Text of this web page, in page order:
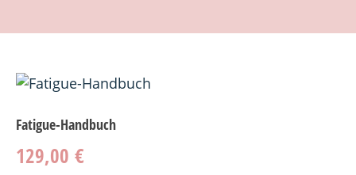
Fatigue-Handbuch
129,00 €